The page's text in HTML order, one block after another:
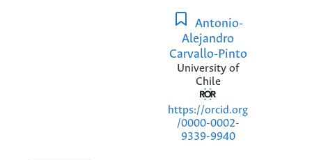
Antonio-
Alejandro
Carvallo-Pinto
University of
Chile
https://orcid.org
/0000-0002-
9339-9940